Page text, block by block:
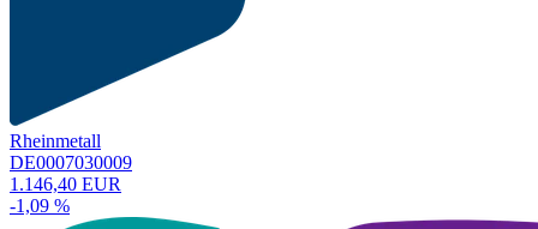
Rheinmetall
DE0007030009
1.146,40 EUR
-1,09 %